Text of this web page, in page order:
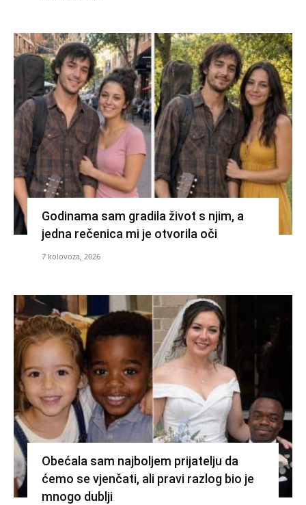
Godinama sam gradila život s njim, a
jedna rečenica mi je otvorila oči
7 kolovoza, 2026
Obećala sam najboljem prijatelju da
ćemo se vjenčati, ali pravi razlog bio je
mnogo dublji